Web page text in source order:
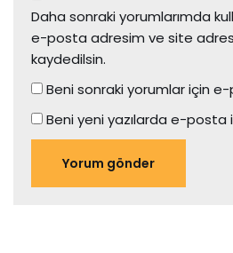
Daha sonraki yorumlarımda
e-posta adresim ve site
kaydedilsin.
Beni sonraki yorumlar için
Beni yeni yazılarda e-posta